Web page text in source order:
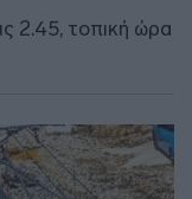
2.45, τοπική ώρα